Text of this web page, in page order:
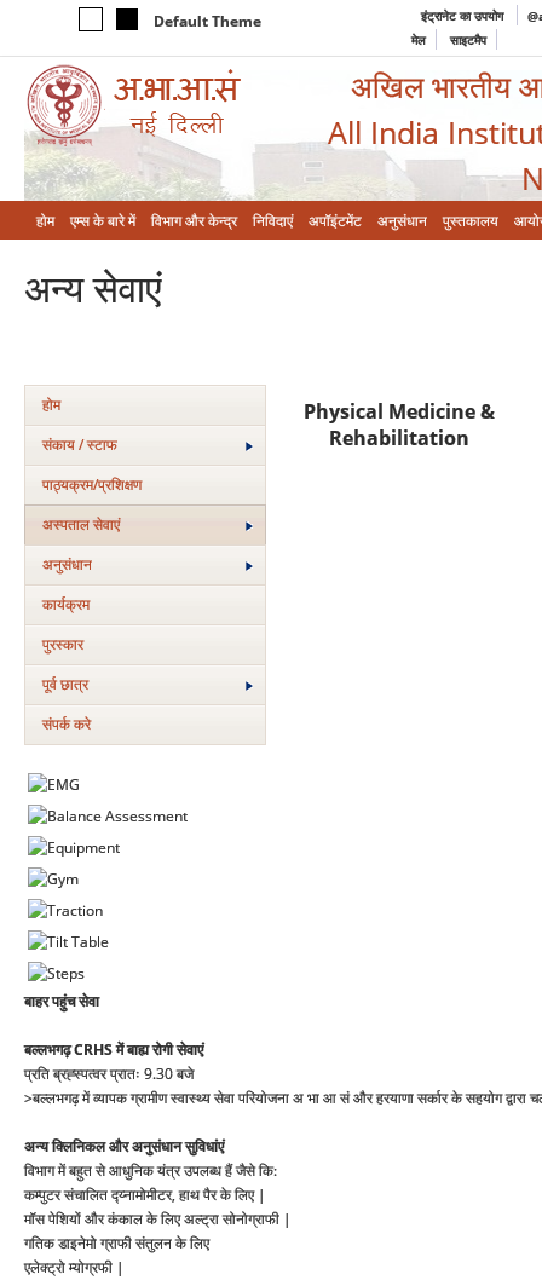
Default Theme इंट्रानेट का उपयोग
मेल
साइटमैप
अखिल भारतीय
All India
होम एम्‍स के बारे में विभाग और केन्‍द्र निविदाएं अपॉइंटमेंट अनुसंधान पुस्तकालय
अन्य सेवाएं
होम
संकाय / स्टाफ
पाठ्यक्रम/प्रशिक्षण
अस्‍पताल सेवाएं
अनुसंधान
कार्यक्रम
पुरस्‍कार
पूर्व छात्र
संपर्क करे
Physical Medicine &
Rehabilitation
बाहर पहुंच सेवा
बल्लभगढ़ CRHS में बाह्य रोगी सेवाएं
प्रति ब्रह्स्पत्वर प्रातः 9.30 बजे
>बल्लभगढ़ में व्यापक ग्रामीण स्वास्थ्य सेवा परियोजना अ भा आ सं और हरयाणा सर्कार के सहयोग
अन्य क्लिनिकल और अनुसंधान सुविधांएं
विभाग में बहुत से आधुनिक यंत्र उपलब्ध हैं जैसे कि:
कम्पुटर संचालित द्य्नामोमीटर, हाथ पैर के लिए |
मॉस पेशियों और कंकाल के लिए अल्ट्रा सोनोग्राफी |
गतिक डाइनेमो ग्राफी संतुलन के लिए
एलेक्ट्रो म्योग्रफी |